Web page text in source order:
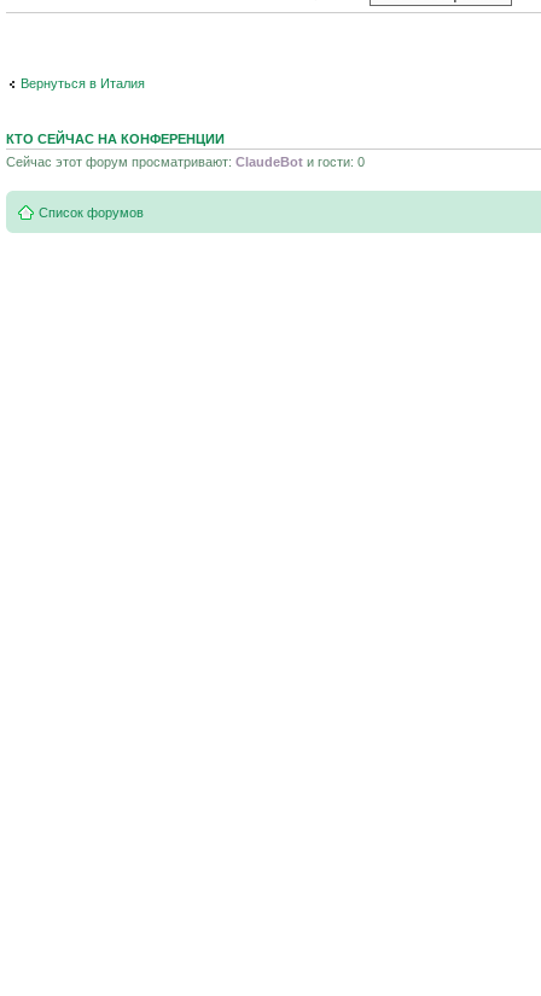
Вернуться в Италия
КТО СЕЙЧАС НА КОНФЕРЕНЦИИ
Сейчас этот форум просматривают: ClaudeBot и гости: 0
Список форумов